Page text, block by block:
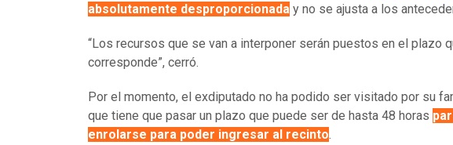
absolutamente desproporcionada y no se ajusta a los
“Los recursos que se van a interponer serán puestos en el plazo
corresponde”, cerró.
Por el momento, el exdiputado no ha podido ser visitado por su
que tiene que pasar un plazo que puede ser de hasta 48 horas
enrolarse para poder ingresar al recinto.